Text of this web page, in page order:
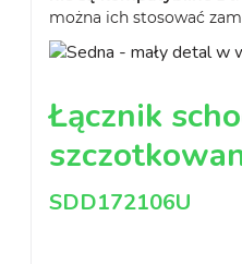
można ich stosować
Łącznik
SDD172106U